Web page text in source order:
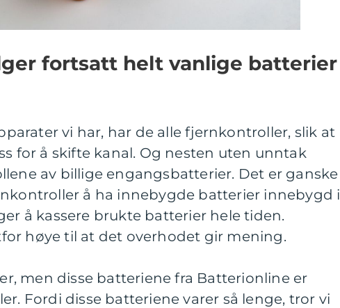
fortsatt helt vanlige batterier
vi har, har de alle fjernkontroller, slik at
for å skifte kanal. Og nesten uten unntak
av billige engangsbatterier. Det er ganske
å ha innebygde batterier innebygd i
å kassere brukte batterier hele tiden.
høye til at det overhodet gir mening.
men disse batteriene fra Batterionline er
Fordi disse batteriene varer så lenge, tror vi